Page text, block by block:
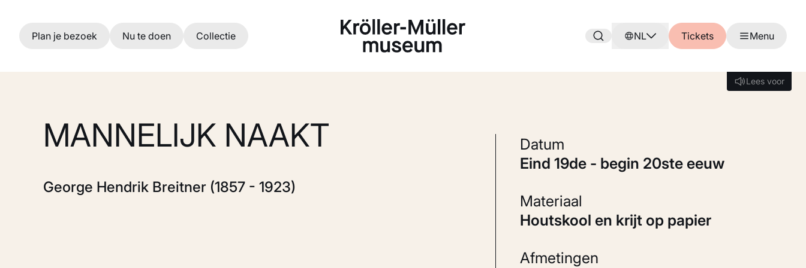
Ga naar hoofdinhoud
Plan je bezoek Nu te doen Collectie NL Tickets Menu
Lees voor
Lees voor
MANNELIJK NAAKT
George Hendrik Breitner (1857 - 1923)
Datum
eind 19de - begin 20ste eeuw
Materiaal
Houtskool en krijt op papier
Afmetingen